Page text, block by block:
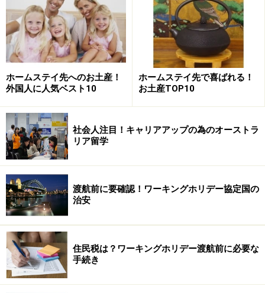
話。終わってしまってからああだこうだというのはとて
ももったいない。ただ、太ってるのはたぶん甘い物が多
いだけで隠れて食べているわけでは……（笑）。大人の男
性でもチョコとかはよく食べるのでオーストラリアは国
民的に太っていて肥満は社会問題です（ほんとに）
●シングルマザーのおうちだけれど、一度ボーイフレン
ドが泊まりにきて、ソノ時の声がものすごくリアルに聞
こえてとっても気持ち悪かった。友達は「オーストラリ
アならでは！」といって笑うけれど、切実にいや・・
→違う業者からご紹介された生徒様の話。私は「昨日テ
レビの音大きかったね～」といってニヤリと笑えば分か
を前もって聞いておいてうちに泊まりに来るように伝え
ました。かなりタイミングを見て上記の台詞をいったら
しいですが、お母さんもわかっていたらしく、ニヤリと
笑って「あれは彼氏じゃなく、パーティで出会った人な
ホームステイ先へのお土産！
外国人に人気ベスト10
ホームステイ先で喜ばれる！
お土産TOP10
社会人注目！キャリアアップの為のオーストラ
リア留学
渡航前に要確認！ワーキングホリデー協定国の
治安
住民税は？ワーキングホリデー渡航前に必要な
手続き